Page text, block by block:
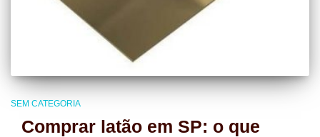
SEM CATEGORIA
Comprar latão em SP: o que